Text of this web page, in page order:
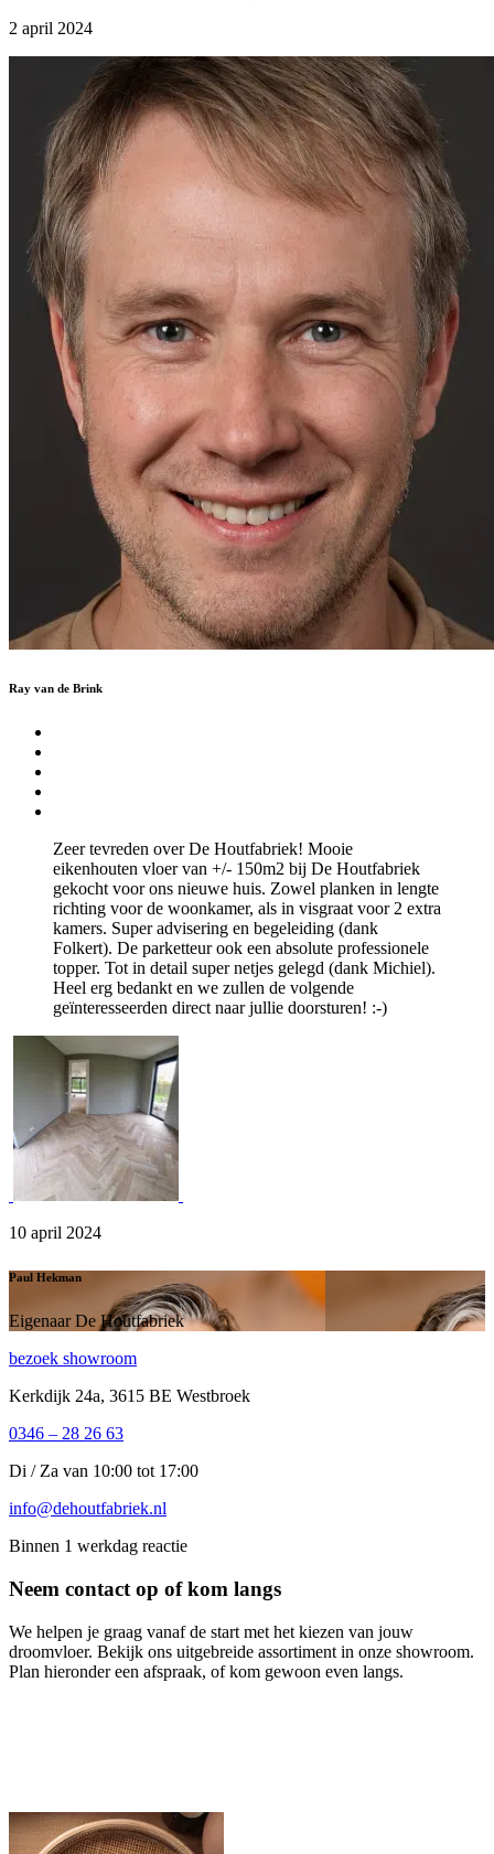
2 april 2024
Ray van de Brink
Zeer tevreden over De Houtfabriek! Mooie
eikenhouten vloer van +/- 150m2 bij De Houtfabriek
gekocht voor ons nieuwe huis. Zowel planken in lengte
richting voor de woonkamer, als in visgraat voor 2 extra
kamers. Super advisering en begeleiding (dank
Folkert). De parketteur ook een absolute professionele
topper. Tot in detail super netjes gelegd (dank Michiel).
Heel erg bedankt en we zullen de volgende
geïnteresseerden direct naar jullie doorsturen! :-)
10 april 2024
Paul Hekman
Eigenaar De Houtfabriek
bezoek showroom
Kerkdijk 24a, 3615 BE Westbroek
0346 – 28 26 63
Di / Za van 10:00 tot 17:00
info@dehoutfabriek.nl
Binnen 1 werkdag reactie
Neem contact op of kom langs
We helpen je graag vanaf de start met het kiezen van jouw
droomvloer. Bekijk ons uitgebreide assortiment in onze showroom.
Plan hieronder een afspraak, of kom gewoon even langs.